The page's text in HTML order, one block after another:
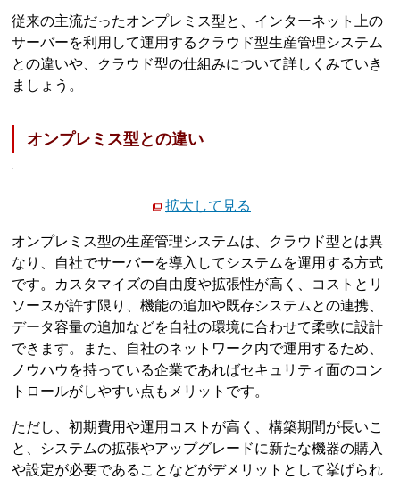
従来の主流だったオンプレミス型と、インターネット上の
サーバーを利用して運用するクラウド型生産管理システム
との違いや、クラウド型の仕組みについて詳しくみていき
ましょう。
オンプレミス型との違い
拡大して見る
オンプレミス型の生産管理システムは、クラウド型とは異
なり、自社でサーバーを導入してシステムを運用する方式
です。カスタマイズの自由度や拡張性が高く、コストとリ
ソースが許す限り、機能の追加や既存システムとの連携、
データ容量の追加などを自社の環境に合わせて柔軟に設計
できます。また、自社のネットワーク内で運用するため、
ノウハウを持っている企業であればセキュリティ面のコン
トロールがしやすい点もメリットです。
ただし、初期費用や運用コストが高く、構築期間が長いこ
と、システムの拡張やアップグレードに新たな機器の購入
や設定が必要であることなどがデメリットとして挙げられ